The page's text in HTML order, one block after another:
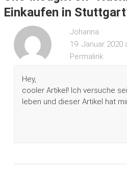
Einkaufen in Stuttgart
Johanna
19. Januar 2020
Permalink
Hey,
cooler Artikel! Ich versuche
leben und dieser Artikel hat